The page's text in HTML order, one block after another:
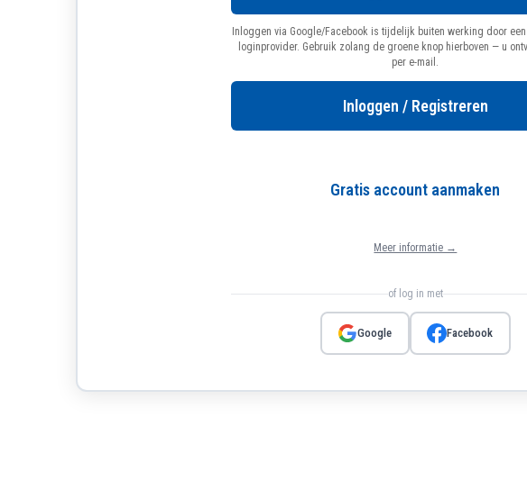
Inloggen via Google/Facebook is tijdelijk buiten werking door
loginprovider. Gebruik zolang de groene knop hierboven — u
per e-mail.
Inloggen / Registreren
Gratis account aanmaken
Meer informatie →
of log in met
Google Facebook